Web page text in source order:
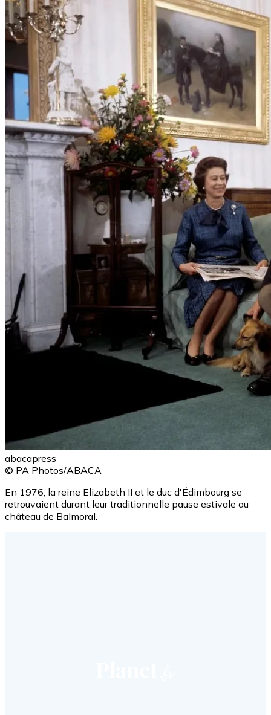
abacapress
© PA Photos/ABACA
En 1976, la reine Elizabeth II et le duc d'Édimbourg se
retrouvaient durant leur traditionnelle pause estivale au
château de Balmoral.